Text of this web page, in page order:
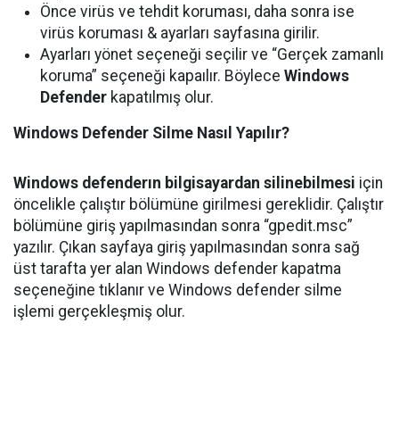
Önce virüs ve tehdit koruması, daha sonra ise
virüs koruması & ayarları sayfasına girilir.
Ayarları yönet seçeneği seçilir ve “Gerçek zamanlı
koruma” seçeneği kapaılır. Böylece Windows
Defender kapatılmış olur.
Windows Defender Silme Nasıl Yapılır?
Windows defenderın bilgisayardan silinebilmesi için
öncelikle çalıştır bölümüne girilmesi gereklidir. Çalıştır
bölümüne giriş yapılmasından sonra “gpedit.msc”
yazılır. Çıkan sayfaya giriş yapılmasından sonra sağ
üst tarafta yer alan Windows defender kapatma
seçeneğine tıklanır ve Windows defender silme
işlemi gerçekleşmiş olur.